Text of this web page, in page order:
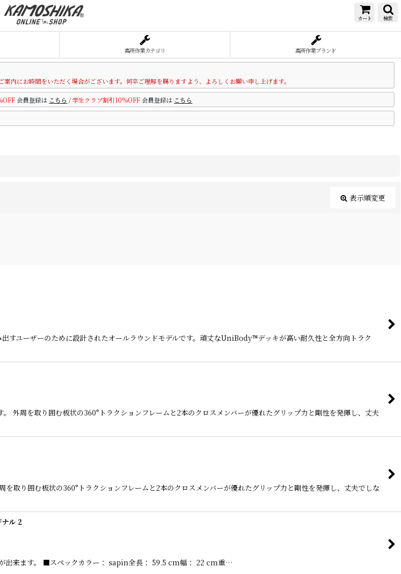
カート 検索
高所作業カテゴリ 高所作業ブランド
内にお時間をいただく場合がございます。何卒ご理解を賜りますよう、よろしくお願い申し上げます。
会員登録は こちら /学生クラブ割引10%OFF 会員登録は こちら
表示順変更
ユーザーのために設計されたオールラウンドモデルです。頑丈なUniBody™デッキが高い耐久性と全方向トラク
外周を取り囲む板状の360°トラクションフレームと2本のクロスメンバーが優れたグリップ力と剛性を発揮し、丈夫
取り囲む板状の360°トラクションフレームと2本のクロスメンバーが優れたグリップ力と剛性を発揮し、丈夫でしな
ル 2
出来ます。 ■スペックカラー： sapin全長： 59.5 cm幅： 22 cm重…